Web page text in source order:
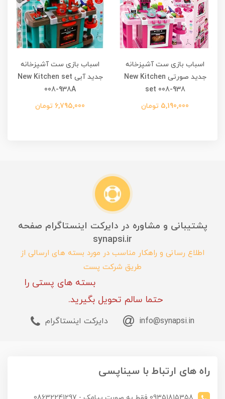
اسباب بازی ست آشپزخانه
جدید صورتی New Kitchen
set 008-938
5,190,000 تومان
اسباب بازی ست آشپزخانه
جدید آبی New Kitchen set
008-938A
6,795,000 تومان
پشتیبانی و مشاوره در دایرکت اینستاگرام صفحه
synapsi.ir
اطلاع رسانی و راهکار مناسب در مورد بسته های ارسالی از
طریق شرکت پست
بسته های پستی را
حتما سالم تحویل بگیرید.
info@synapsi.in دایرکت اینستاگرام
راه های ارتباط با سیناپسی